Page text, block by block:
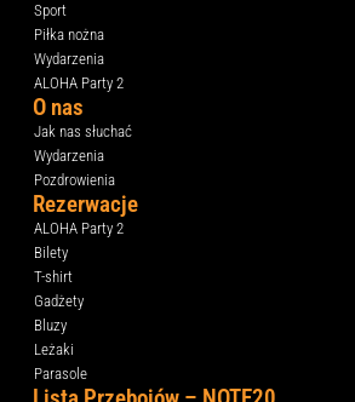
Sport
Piłka nożna
Wydarzenia
ALOHA Party 2
O nas
Jak nas słuchać
Wydarzenia
Pozdrowienia
Rezerwacje
ALOHA Party 2
Bilety
T-shirt
Gadżety
Bluzy
Leżaki
Parasole